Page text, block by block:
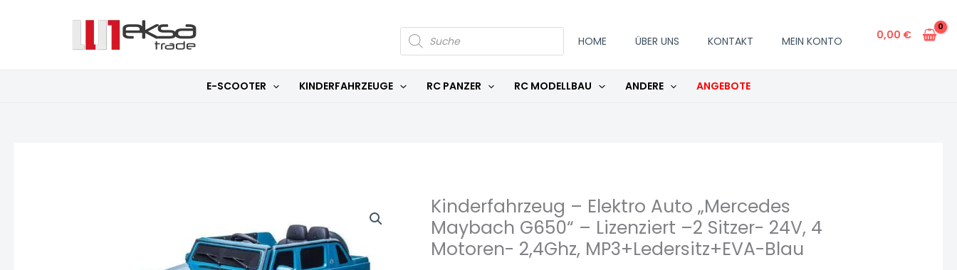
PRODUCTS
SEARCH HOME ÜBER UNS KONTAKT MEIN KONTO 0,00 €
E-SCOOTER KINDERFAHRZEUGE RC PANZER RC MODELLBAU ANDERE ANGEBOTE
Kinderfahrzeug – Elektro Auto „Mercedes
Maybach G650“ – Lizenziert –2 Sitzer- 24V, 4
Motoren- 2,4Ghz, MP3+Ledersitz+EVA-Blau
Kinderfahrzeug
–
Elektro
Auto
MP3+Ledersitz+EVA-
Blau
Menge